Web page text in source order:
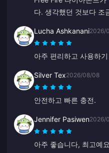
다. 생각했던 것보다 조
Lucha Ashkanani2026/
아주 편리하고 사용하
Silver Tex2026/08/08
안전하고 빠른 충전.
Jennifer Pasiwen2026/
아주 좋습니다, 최고예